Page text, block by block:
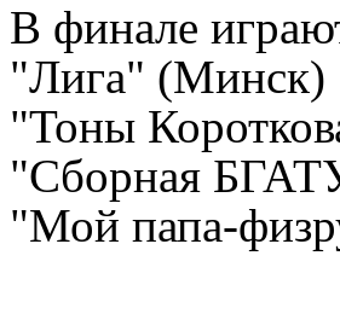
В финале
"Лига" (Минск)
"Тоны
"Сборная
"Мой папа-